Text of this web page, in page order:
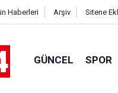
Haberleri Arşiv Sitene
GÜNCEL SPOR